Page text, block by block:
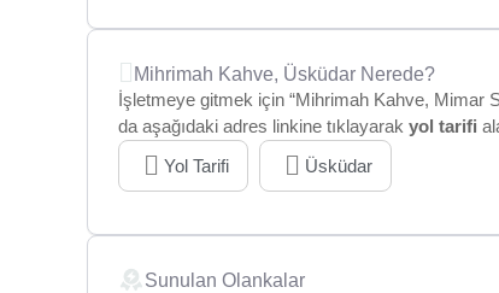
Mihrimah Kahve, Üsküdar Nerede?
İşletmeye gitmek için “Mihrimah Kahve, Mimar
da aşağıdaki adres linkine tıklayarak yol tarifi
Yol Tarifi
Üsküdar
Sunulan Olankalar